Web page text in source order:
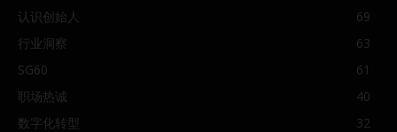
认识创始人
69
行业洞察
63
SG60
61
职场热诚
40
数字化转型
32